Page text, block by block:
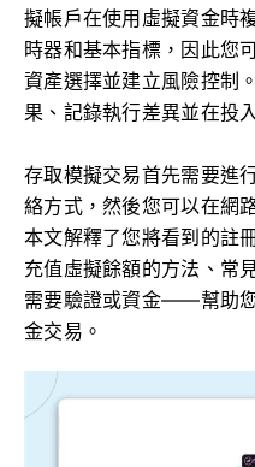
擬帳戶在使用虛擬資金時
時器和基本指標，因此您
資產選擇並建立風險控制
果、記錄執行差異並在投
存取模擬交易首先需要進
絡方式，然後您可以在網
本文解釋了您將看到的註
充值虛擬餘額的方法、常
需要驗證或資金——幫助
金交易。